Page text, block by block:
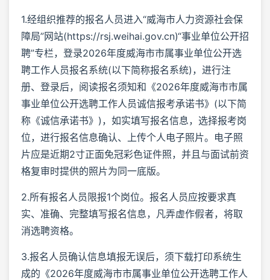
1.经组织推荐的报名人员进入“威海市人力资源社会保
障局”网站(https://rsj.weihai.gov.cn)“事业单位公开招
聘”专栏，登录2026年度威海市市属事业单位公开选
聘工作人员报名系统(以下简称报名系统)，进行注
册、登录后，阅读报名须知和《2026年度威海市市属
事业单位公开选聘工作人员诚信报考承诺书》(以下简
称《诚信承诺书》)，如实填写报名信息，选择报考岗
位，进行报名信息确认、上传个人电子照片。电子照
片应是近期2寸正面免冠彩色证件照，并且与面试前资
格复审时提供的照片为同一底版。
2.所有报名人员限报1个岗位。报名人员应按要求真
实、准确、完整填写报名信息，凡弄虚作假者，将取
消选聘资格。
3.报名人员确认信息填报无误后，须下载打印系统生
成的《2026年度威海市市属事业单位公开选聘工作人